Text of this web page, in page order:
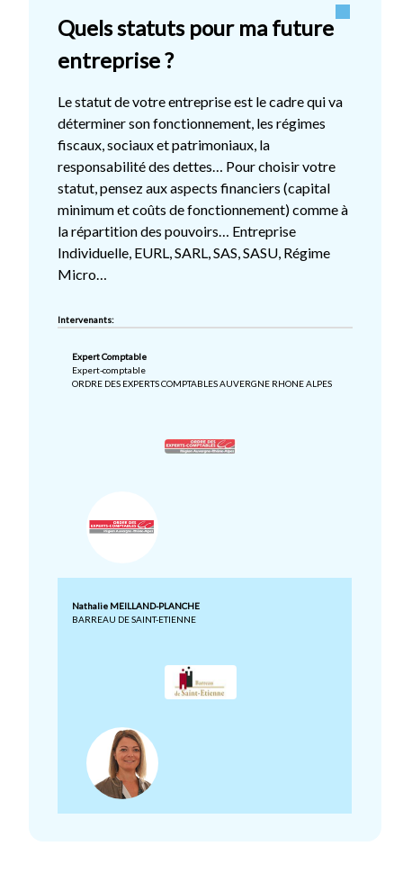
Quels statuts pour ma future
entreprise ?
Le statut de votre entreprise est le cadre qui va
déterminer son fonctionnement, les régimes
fiscaux, sociaux et patrimoniaux, la
responsabilité des dettes… Pour choisir votre
statut, pensez aux aspects financiers (capital
minimum et coûts de fonctionnement) comme à
la répartition des pouvoirs… Entreprise
Individuelle, EURL, SARL, SAS, SASU, Régime
Micro…
Intervenants:
Expert Comptable
Expert-comptable
ORDRE DES EXPERTS COMPTABLES AUVERGNE RHONE ALPES
Nathalie MEILLAND-PLANCHE
BARREAU DE SAINT-ETIENNE